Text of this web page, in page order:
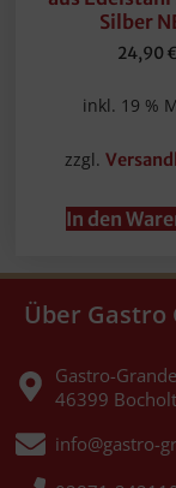
Silber
24,90 €
inkl. 19 %
zzgl.
In den
Über Gastro
Gastro-
46399 Bocholt
info@gastro-